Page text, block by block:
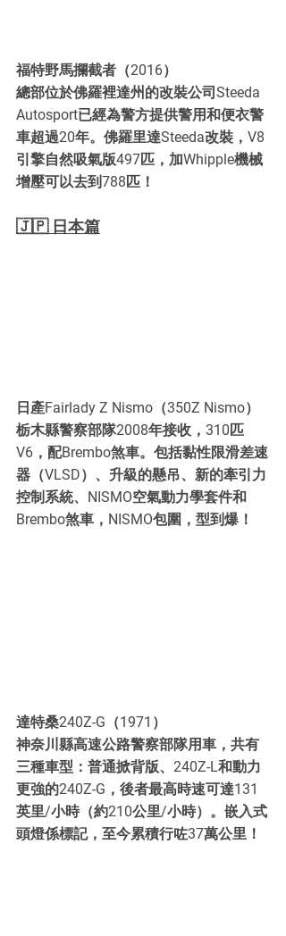
福特野馬攔截者（2016）
總部位於佛羅裡達州的改裝公司Steeda
Autosport已經為警方提供警用和便衣警
車超過20年。佛羅里達Steeda改裝，V8
引擎自然吸氣版497匹，加Whipple機械
增壓可以去到788匹！
🇯🇵 日本篇
日產Fairlady Z Nismo（350Z Nismo）
栃木縣警察部隊2008年接收，310匹
V6，配Brembo煞車。包括黏性限滑差速
器（VLSD）、升級的懸吊、新的牽引力
控制系統、NISMO空氣動力學套件和
Brembo煞車，NISMO包圍，型到爆！
達特桑240Z-G（1971）
神奈川縣高速公路警察部隊用車，共有
三種車型：普通掀背版、240Z-L和動力
更強的240Z-G，後者最高時速可達131
英里/小時（約210公里/小時）。嵌入式
頭燈係標記，至今累積行咗37萬公里！